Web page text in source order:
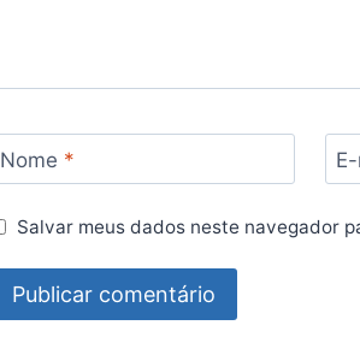
Nome *
Salvar meus dados neste navegador